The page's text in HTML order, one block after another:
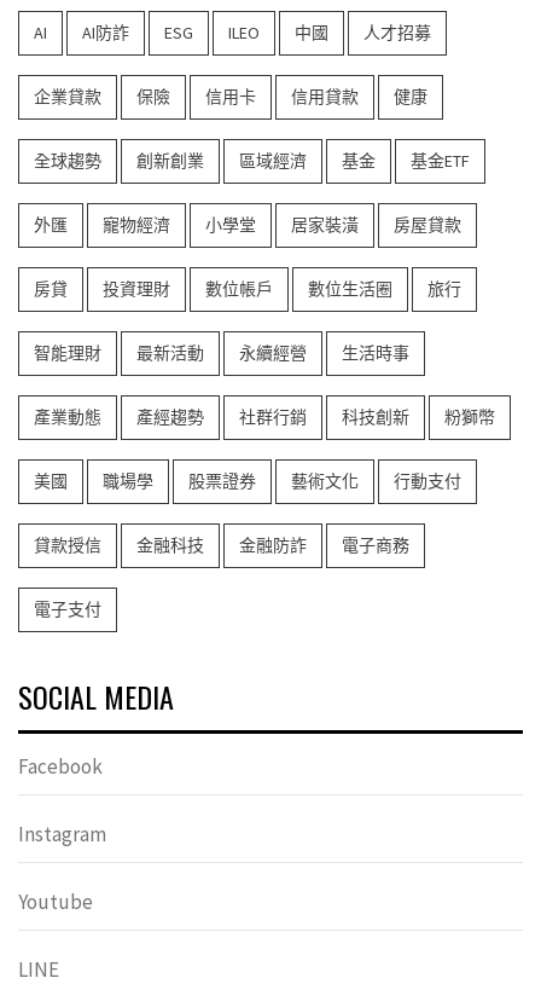
AI AI防詐 ESG ILEO 中國 人才招募
企業貸款 保險 信用卡 信用貸款 健康
全球趨勢 創新創業 區域經濟 基金 基金ETF
外匯 寵物經濟 小學堂 居家裝潢 房屋貸款
房貸 投資理財 數位帳戶 數位生活圈 旅行
智能理財 最新活動 永續經營 生活時事
產業動態 產經趨勢 社群行銷 科技創新 粉獅幣
美國 職場學 股票證券 藝術文化 行動支付
貸款授信 金融科技 金融防詐 電子商務
電子支付
SOCIAL MEDIA
Facebook
Instagram
Youtube
LINE